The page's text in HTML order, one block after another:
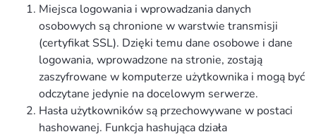
Miejsca logowania i wprowadzania danych
osobowych są chronione w warstwie transmisji
(certyfikat SSL). Dzięki temu dane osobowe i dane
logowania, wprowadzone na stronie, zostają
zaszyfrowane w komputerze użytkownika i mogą być
odczytane jedynie na docelowym serwerze.
Hasła użytkowników są przechowywane w postaci
hashowanej. Funkcja hashująca działa